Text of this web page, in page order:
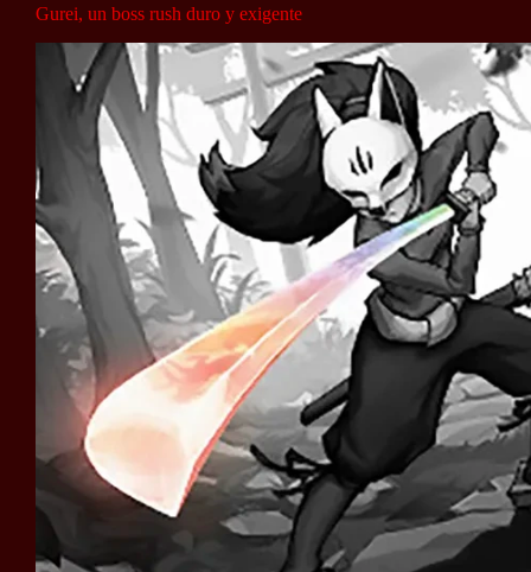
Gurei, un boss rush duro y exigente